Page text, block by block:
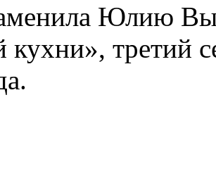
Юлию
кухни», третий